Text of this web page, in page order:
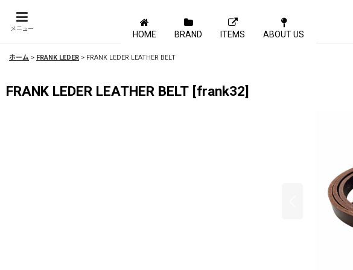
メニュー
HOME BRAND ITEMS ABOUT US
ホーム > FRANK LEDER > FRANK LEDER LEATHER BELT
FRANK LEDER LEATHER BELT [frank32]